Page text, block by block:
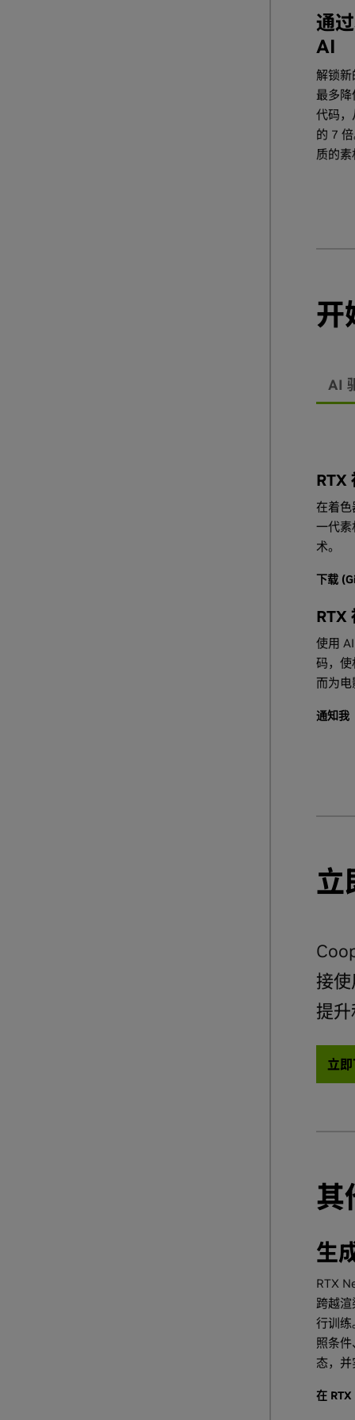
通
AI
解锁新
最多降
代码，
的 7
质的素
开
AI
RTX
在着
一代素
术。
下载
RTX
使用
码，使
而为电
通知我
立
接
提
立
其
生
RTX
跨越
行训练
照条
态，
在